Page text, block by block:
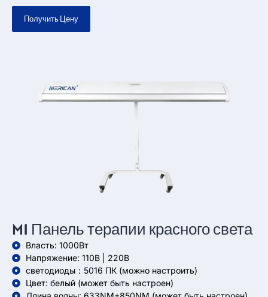
Получить Цену
M1 Панель терапии красного света
Власть: 1000Вт
Напряжение: 110В | 220В
светодиоды：5016 ПК (можно настроить)
Цвет: белый (может быть настроен)